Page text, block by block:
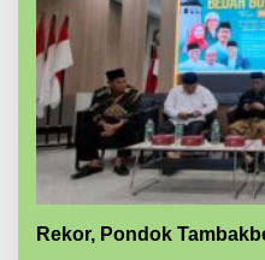
Rekor, Pondok